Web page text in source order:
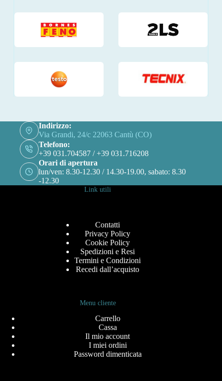
Indirizzo:
Via Grandi, 24/c 22063 Cantù (CO)
Telefono:
+39 031.704587 / +39 031.716208
Orari di apertura
lun/ven: 8.30-12.30 / 14.30-19.00, sabato: 8.30
-12.30
Link utili
Contatti
Privacy Policy
Cookie Policy
Spedizioni e Resi
Termini e Condizioni
Recedi dall’acquisto
Menu cliente
Carrello
Cassa
Il mio account
I miei ordini
Password dimenticata